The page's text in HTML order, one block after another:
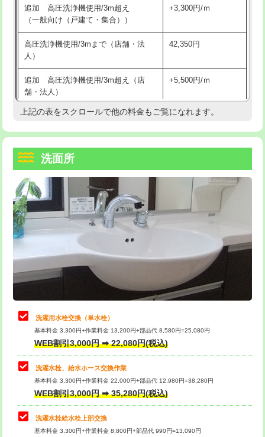
マス交換（深さ50㎝以上） 66,000円
コンクリート斫り（厚さ10㎝まで） 27,500円
コンクリート斫り（厚さ10㎝超え）
モルタル補修（厚さ10㎝まで）
モルタル補修（厚さ10㎝超え） 38,500円
洗面台設置 38,500円
追加人工
廃棄・処分 現場見積
※給水管工事は20mmまでの価格です。
持込商品取付（混合水栓） 16,500円
給水管工事※（ホール加工)
給水管工事※（バンド止め) 3,300円
給水管工事※（支持金具設置) 5,500円
給水管工事※（保温材使用（バンド止
め込み）)
5,500円
給水管工事※（土の掘削・埋め戻し作
業)
11,000円
給水管工事※（塩ビ管（VP・HI）使
用/3ｍまで)
33,000円
給水管工事※（塩ビ管（VP・HI）使
用（追加）/3ｍ超え)
給水管工事※（ライニング鋼管・銅
管・ポリ管・HT管使用/3ｍまで)
44,000円
給水管工事※（ライニング鋼管・銅
管・ポリ管・HT管使用/3ｍ超え)
排水管工事（土の掘削・埋め戻し作
業）
排水管工事（排水管工事/3ｍまで） 55,000円
排水管工事（追加 排水管工事/3ｍ超
え）
追加 高圧洗浄機使用/3m超え
（一般向け（戸建て・集合））
+3,300円/ｍ
高圧洗浄機使用/3mまで（店舗・法
人）
42,350円
追加 高圧洗浄機使用/3m超え（店
舗・法人）
+5,500円/ｍ
高度高圧洗浄換 現地調査
トーラー機使用/3mまで
追加トーラー機使用/3m超え +3,300円
カメラ調査 33,000円
桝清掃
止水・漏水調査・防水処理・清掃・修
理・調整・分解・加工など（軽作業）
11,000円
止水・漏水調査・防水処理・清掃・修
理・調整・分解・加工など（中作業）
22,000円
止水・漏水調査・防水処理・清掃・修
理・調整・分解・加工など（重作業）
33,000円
キッチンタンク脱着
その他部品の脱着
交換・取付（タンク）
上記の表をスクロールで他の料金もご覧になれます。
洗面所
洗濯用水栓交換（単水栓）
基本料金 3,300円+作業料金 13,200円+部品代 8,580円=25,080円
WEB割引3,000円 ➡ 22,080円(税込)
洗濯水栓、給水ホース交換作業
基本料金 3,300円+作業料金 22,000円+部品代 12,980円=38,280円
WEB割引3,000円 ➡ 35,280円(税込)
洗濯水栓給水栓上部交換
基本料金 3,300円+作業料金 8,800円+部品代 990円=13,090円